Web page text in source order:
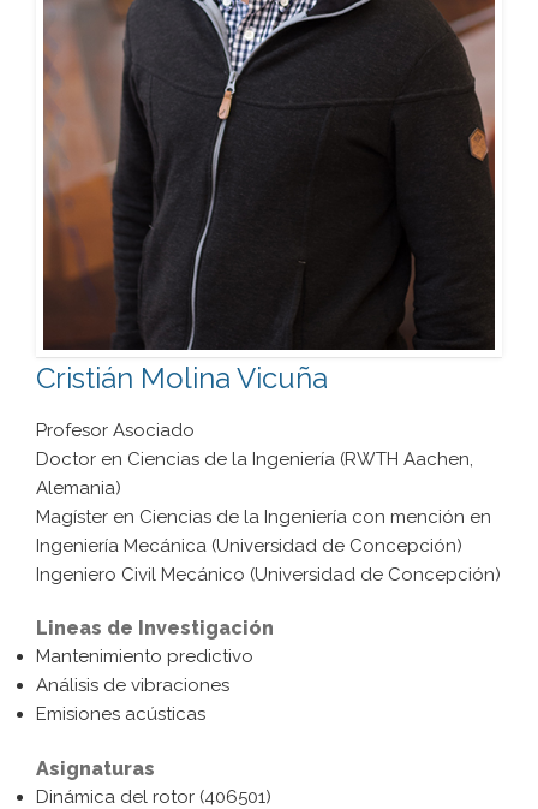
Cristián Molina Vicuña
Profesor Asociado
Doctor en Ciencias de la Ingeniería (RWTH Aachen,
Alemania)
Magíster en Ciencias de la Ingeniería con mención en
Ingeniería Mecánica (Universidad de Concepción)
Ingeniero Civil Mecánico (Universidad de Concepción)
Lineas de Investigación
Mantenimiento predictivo
Análisis de vibraciones
Emisiones acústicas
Asignaturas
Dinámica del rotor (406501)